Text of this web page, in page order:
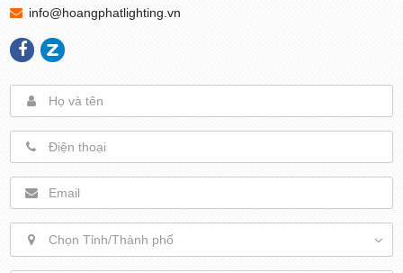
info@hoangphatlighting.vn
Chọn Tỉnh/Thành phố